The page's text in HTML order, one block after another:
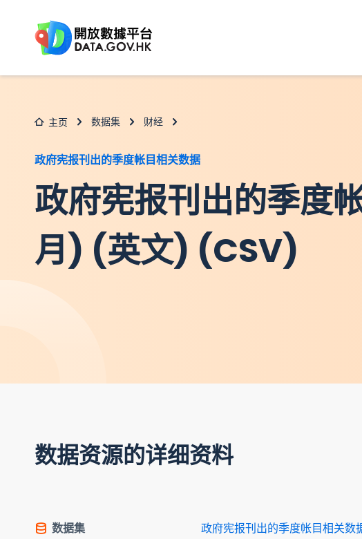
主页 数据集 财经
政府宪报刊出的季度帐目相关数据
政府宪报刊出的季度
月) (英文) (CSV)
数据资源的详细资料
数据集 政府宪报刊出的季度帐目相关数